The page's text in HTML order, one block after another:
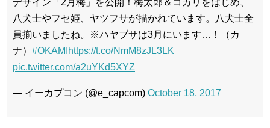
デザイン「2月梅」を公開！梅太郎＆コカリをはじめ、
八犬士やフセ姫、ヤツフサが描かれています。八犬士全
員揃いましたね。※ハヤブサは3月にいます…！（カ
ナ） #OKAMI https://t.co/NmM8zJL3LK
pic.twitter.com/a2uYKd5XYZ
— イーカプコン (@e_capcom) October 18, 2017